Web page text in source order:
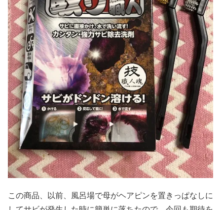
この商品、以前、風呂場で母がヘアピンを置きっぱなしに